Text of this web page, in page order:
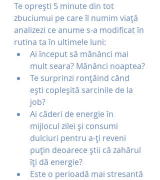
Te oprești 5 minute din tot
zbuciumui pe care îl numim viață
analizezi ce anume s-a modificat în
rutina ta în ultimele luni:
Ai început să mănânci mai
mult seara? Mănânci noaptea?
Te surprinzi ronțăind când
ești copleșită sarcinile de la
job?
Ai căderi de energie în
mijlocul zilei și consumi
dulciuri pentru a-ți reveni
puțin deoarece știi că zahărul
îți dă energie?
Este o perioadă mai stresantă